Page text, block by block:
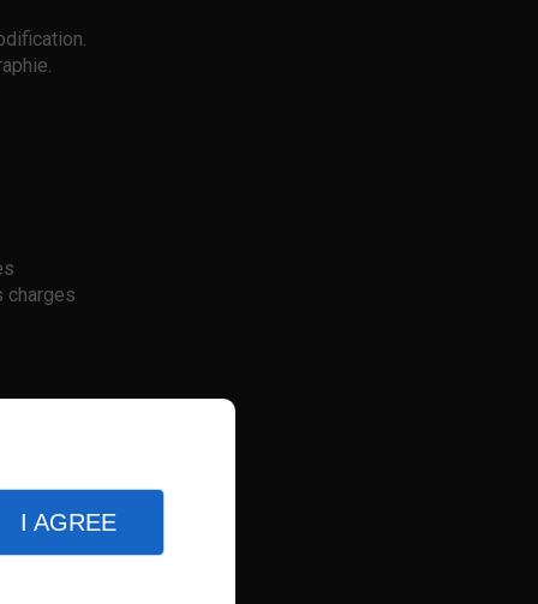
I AGREE
charges
une